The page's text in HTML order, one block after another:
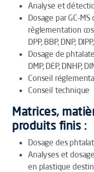
Analyse et
Dosage par GC-
règlementation
DPP, BBP, DNP,
Dosage de
DMP, DEP, DNHP,
Conseil
Conseil technique
Matrices,
produits finis :
Dosage des
Analyses et
en plastique